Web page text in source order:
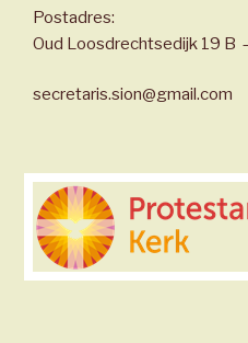
Postadres:
Oud Loosdrechtsedijk 19 B
secretaris.sion@gmail.com